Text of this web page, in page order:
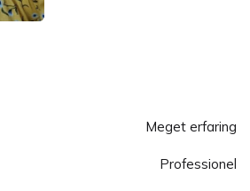
Meget erfaring
Professionel